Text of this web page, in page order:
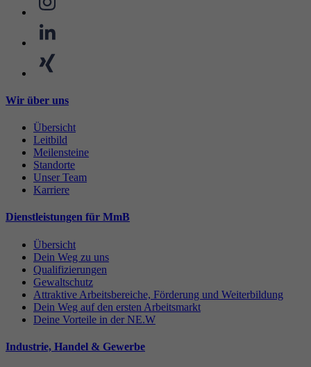
Wir über uns
Übersicht
Leitbild
Meilensteine
Standorte
Unser Team
Karriere
Dienstleistungen für MmB
Übersicht
Dein Weg zu uns
Qualifizierungen
Gewaltschutz
Attraktive Arbeitsbereiche, Förderung und Weiterbildung
Dein Weg auf den ersten Arbeitsmarkt
Deine Vorteile in der NE.W
Industrie, Handel & Gewerbe